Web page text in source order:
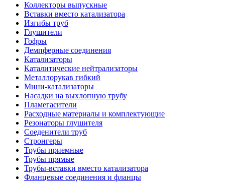
Коллекторы выпускные
Вставки вместо катализатора
Изгибы труб
Глушители
Гофры
Демпферные соединения
Катализаторы
Каталитические нейтрализаторы
Металлорукав гибкий
Мини-катализаторы
Насадки на выхлопную трубу
Пламегасители
Расходные материалы и комплектующие
Резонаторы глушителя
Соеденители труб
Стронгеры
Трубы приемные
Трубы прямые
Трубы-вставки вместо катализатора
Фланцевые соединения и фланцы